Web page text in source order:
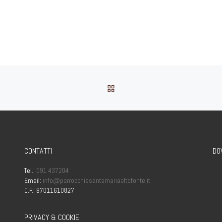
CONTATTI
Tel.: 091 437204
Email: info@parrocchiasantamariaaltofonte.it
C.F.: 97011610827
PRIVACY & COOKIE